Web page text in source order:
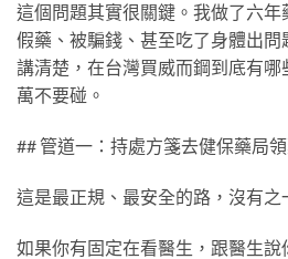
這個問題其實很關鍵。我做了六年
假藥、被騙錢、甚至吃了身體出
講清楚，在台灣買威而鋼到底有
萬不要碰。
## 管道一：持處方箋去健保藥局
這是最正規、最安全的路，沒有之
如果你有固定在看醫生，跟醫生